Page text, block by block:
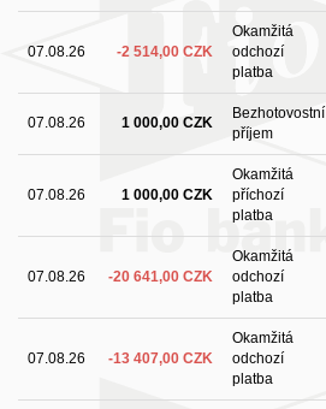
07.08.26 -2 514,00 CZK
Okamžitá
odchozí
platba
07.08.26 1 000,00 CZK
Bezhotovostní
příjem
07.08.26 1 000,00 CZK
Okamžitá
příchozí
platba
07.08.26 -20 641,00 CZK
Okamžitá
odchozí
platba
07.08.26 -13 407,00 CZK
Okamžitá
odchozí
platba